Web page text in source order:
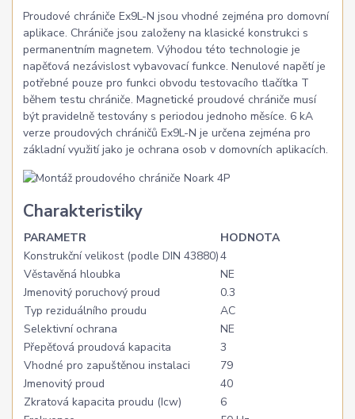
Proudové chrániče Ex9L-N jsou vhodné zejména pro domovní
aplikace. Chrániče jsou založeny na klasické konstrukci s
permanentním magnetem. Výhodou této technologie je
napěťová nezávislost vybavovací funkce. Nenulové napětí je
potřebné pouze pro funkci obvodu testovacího tlačítka T
během testu chrániče. Magnetické proudové chrániče musí
být pravidelně testovány s periodou jednoho měsíce. 6 kA
verze proudových chráničů Ex9L-N je určena zejména pro
základní využití jako je ochrana osob v domovních aplikacích.
Charakteristiky
PARAMETR
HODNOTA
Konstrukční velikost (podle DIN 43880)4
Věstavěná hloubka
NE
Jmenovitý poruchový proud
0.3
Typ reziduálního proudu
AC
Selektivní ochrana
NE
Přepěťová proudová kapacita
3
Vhodné pro zapuštěnou instalaci
79
Jmenovitý proud
40
Zkratová kapacita proudu (Icw)
6